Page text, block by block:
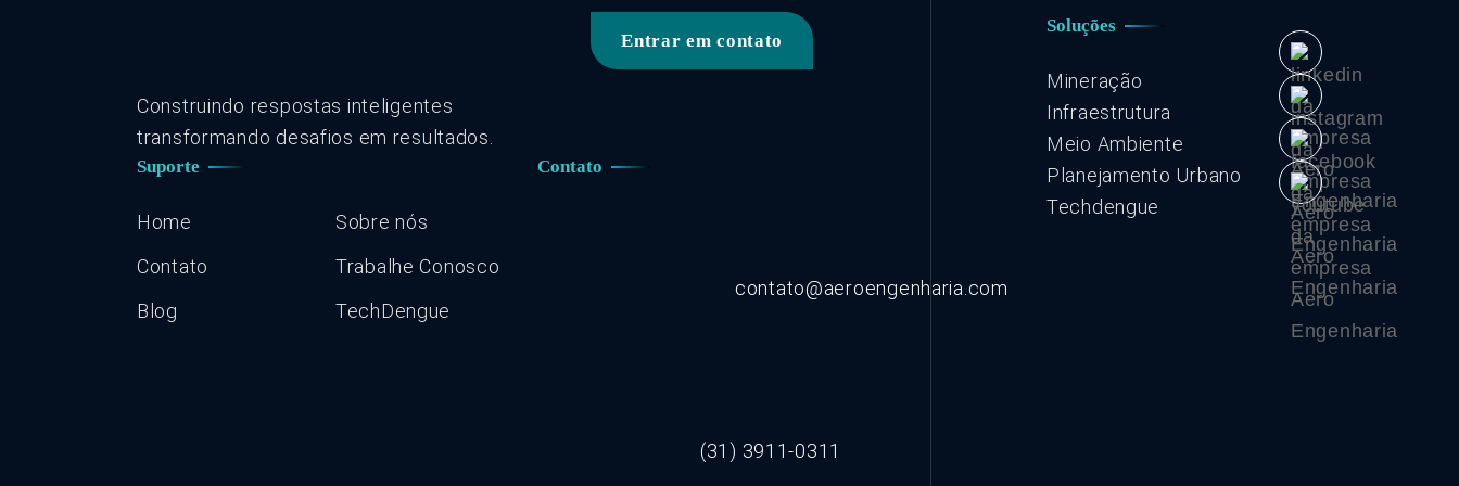
Construindo respostas inteligentes
transformando desafios em resultados.
Entrar em contato
Suporte
Home
Sobre nós
Contato
Trabalhe Conosco
Blog
TechDengue
Contato
contato@aeroengenharia.com
(31) 3911-0311
Soluções
Mineração
Infraestrutura
Meio Ambiente
Planejamento Urbano
Techdengue